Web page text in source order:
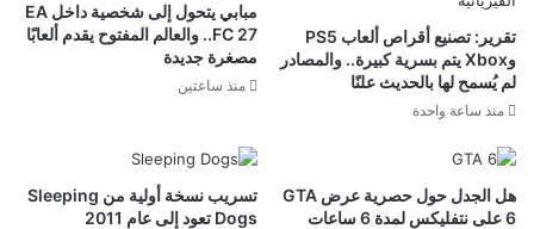
تقرير: تصنيع أقراص ألعاب PS5
وXbox يتم بسرية كبيرة.. والمصادر
لم يُسمح لها بالحديث علنًا
منذ ساعة واحدة
مبابي يتحول إلى شخصية داخل EA
FC 27.. والعالم المفتوح يقدم ألعابًا
مصغرة جديدة
منذ ساعتين
هل الجدل حول حصرية عرض GTA
6 على نتفليكس لمدة 6 ساعات
تسريب نسخة أولية من Sleeping
Dogs تعود إلى عام 2011